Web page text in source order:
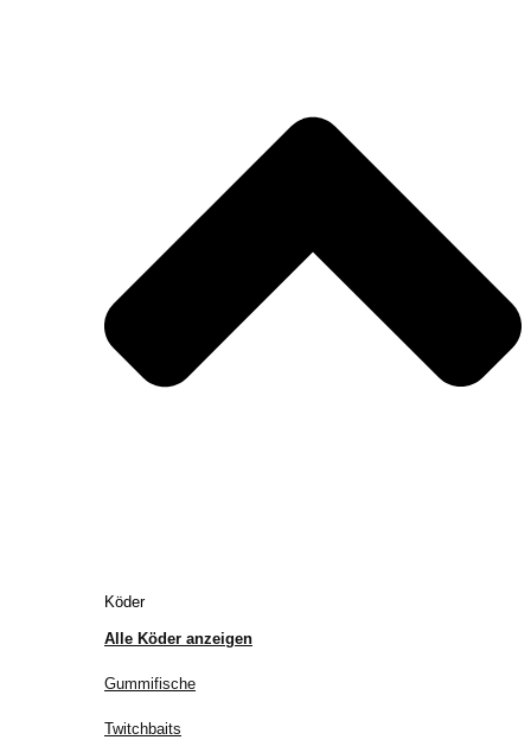
Köder
Alle Köder anzeigen
Gummifische
Twitchbaits